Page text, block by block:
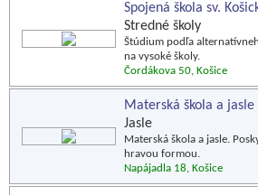
Spojená škola sv.
Stredné školy
Štúdium podľa
na vysoké školy.
Čordákova 50, Košice
Materská škola a jasle
Jasle
Materská škola a jasle.
hravou formou.
Napájadla 18, Košice